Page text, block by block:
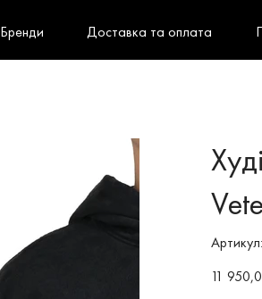
Бренди Доставка та оплата
Артикул:
Ціна
11